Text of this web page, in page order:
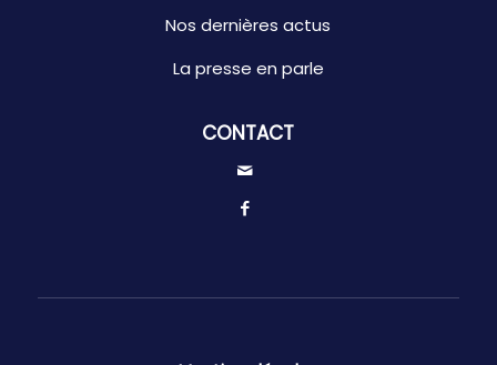
Nos dernières actus
La presse en parle
CONTACT